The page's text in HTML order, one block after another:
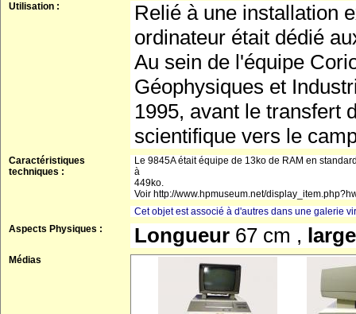
Utilisation :
Relié à une installation
ordinateur était dédié
Au sein de l'équipe
Géophysiques et
1995, avant le transfert
scientifique vers le
Caractéristiques
techniques :
Le 9845A était équipe de 13ko de RAM en
à
449ko.
Voir http://www.hpmuseum.net/
Cet objet est associé à d'autres dans une galerie
Aspects Physiques :
Longueur 67 cm ,
Médias